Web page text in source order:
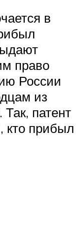
в
право
России
из
Так, патент
кто прибыл